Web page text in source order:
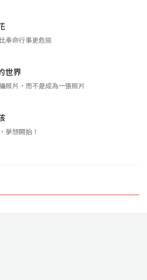
奉命行事更危險
世界
照片，而不是成為一張照片
夢想開始！